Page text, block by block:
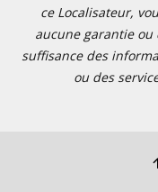
ce Localisateur,
aucune garantie ou
suffisance des
ou des